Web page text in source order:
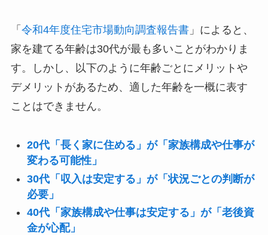
「 令和4年度住宅市場動向調査報告書」によると、
家を建てる年齢は30代が最も多いことがわかりま
す。しかし、以下のように年齢ごとにメリットや
デメリットがあるため、適した年齢を一概に表す
ことはできません。
20代「長く家に住める」が「家族構成や仕事が
変わる可能性」
30代「収入は安定する」が「状況ごとの判断が
必要」
40代「家族構成や仕事は安定する」が「老後資
金が心配」